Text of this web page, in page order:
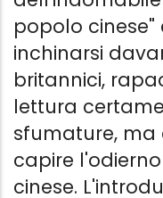
popolo
inchinarsi
britannici,
lettura
sfumature, ma
capire
cinese.